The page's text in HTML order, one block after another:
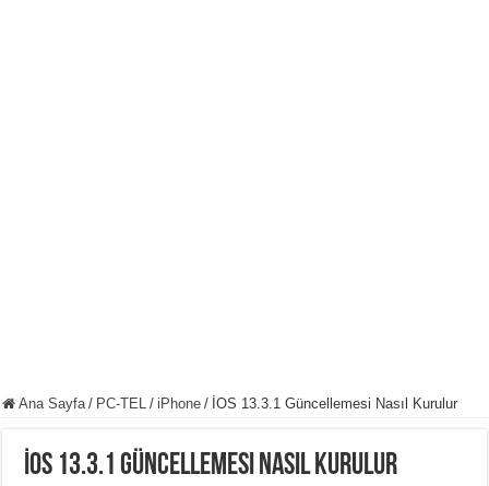
Ana Sayfa / PC-TEL / iPhone / İOS 13.3.1 Güncellemesi Nasıl Kurulur
İOS 13.3.1 Güncellemesi Nasıl Kurulur